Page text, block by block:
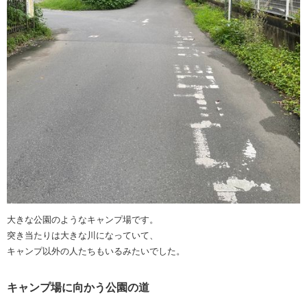
大きな公園のようなキャンプ場です。
突き当たりは大きな川になっていて、
キャンプ以外の人たちもいるみたいでした。
キャンプ場に向かう公園の道